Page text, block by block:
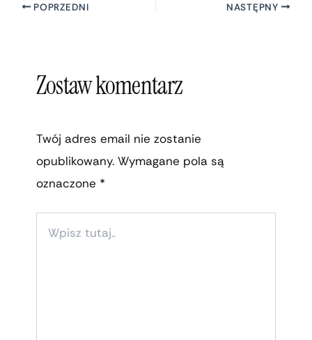
POPRZEDNI NASTĘPNY
Zostaw komentarz
Twój adres email nie zostanie
opublikowany. Wymagane pola są
oznaczone *
TUTAJ..